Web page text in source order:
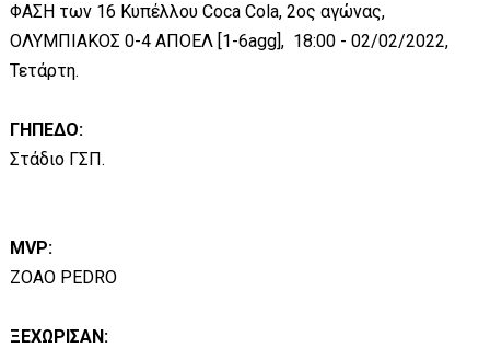
ΦΑΣΗ των 16 Κυπέλλου Coca Cola, 2ος αγώνας,
ΟΛΥΜΠΙΑΚΟΣ 0-4 ΑΠΟΕΛ [1-6agg], 18:00 - 02/02/2022,
Τετάρτη.
ΓΗΠΕΔΟ:
Στάδιο ΓΣΠ.
MVP:
ZOAO PEDRO
ΞΕΧΩΡΙΣΑΝ: